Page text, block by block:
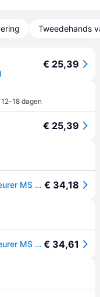
Tweedehands
€ 25,39
12-18 dagen
€ 25,39
Mechanische badkamerweegschaal Beurer MS 01 - Blanc € 34,18
Mechanische badkamerweegschaal Beurer MS 01 - Blanc € 34,61